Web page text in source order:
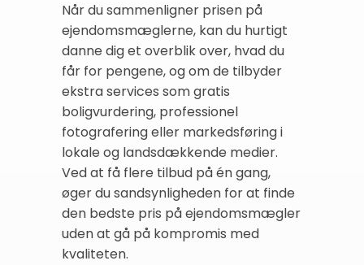
Når du sammenligner prisen på
ejendomsmæglerne, kan du hurtigt
danne dig et overblik over, hvad du
får for pengene, og om de tilbyder
ekstra services som gratis
boligvurdering, professionel
fotografering eller markedsføring i
lokale og landsdækkende medier.
Ved at få flere tilbud på én gang,
øger du sandsynligheden for at finde
den bedste pris på ejendomsmægler
uden at gå på kompromis med
kvaliteten.